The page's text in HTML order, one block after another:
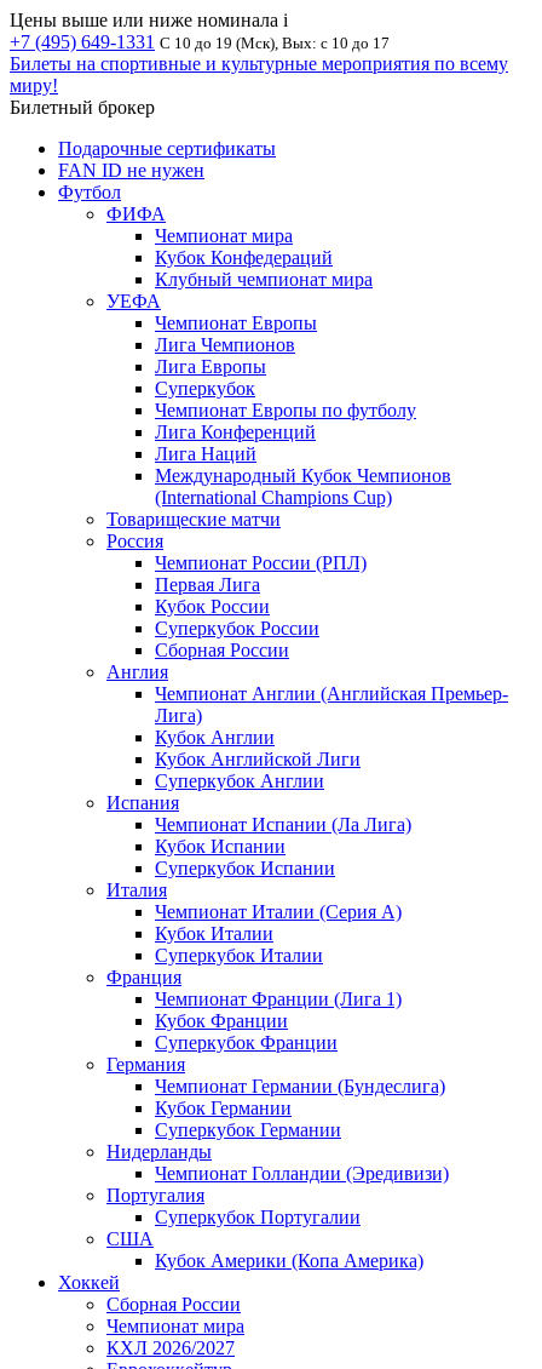
Цены выше или ниже номинала i
+7 (495) 649-1331 С 10 до 19 (Мск), Вых: с 10 до 17
Билеты на спортивные и культурные мероприятия по всему
миру!
Билетный брокер
Подарочные сертификаты
FAN ID не нужен
Футбол
ФИФА
Чемпионат мира
Кубок Конфедераций
Клубный чемпионат мира
УЕФА
Чемпионат Европы
Лига Чемпионов
Лига Европы
Суперкубок
Чемпионат Европы по футболу
Лига Конференций
Лига Наций
Международный Кубок Чемпионов
(International Champions Cup)
Товарищеские матчи
Россия
Чемпионат России (РПЛ)
Первая Лига
Кубок России
Суперкубок России
Сборная России
Англия
Чемпионат Англии (Английская Премьер-
Лига)
Кубок Англии
Кубок Английской Лиги
Суперкубок Англии
Испания
Чемпионат Испании (Ла Лига)
Кубок Испании
Суперкубок Испании
Италия
Чемпионат Италии (Серия А)
Кубок Италии
Суперкубок Италии
Франция
Чемпионат Франции (Лига 1)
Кубок Франции
Суперкубок Франции
Германия
Чемпионат Германии (Бундеслига)
Кубок Германии
Суперкубок Германии
Нидерланды
Чемпионат Голландии (Эредивизи)
Португалия
Суперкубок Португалии
США
Кубок Америки (Копа Америка)
Хоккей
Сборная России
Чемпионат мира
КХЛ 2026/2027